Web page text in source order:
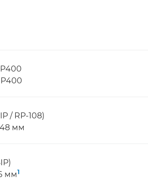
/ RP-108)
мм
мм1